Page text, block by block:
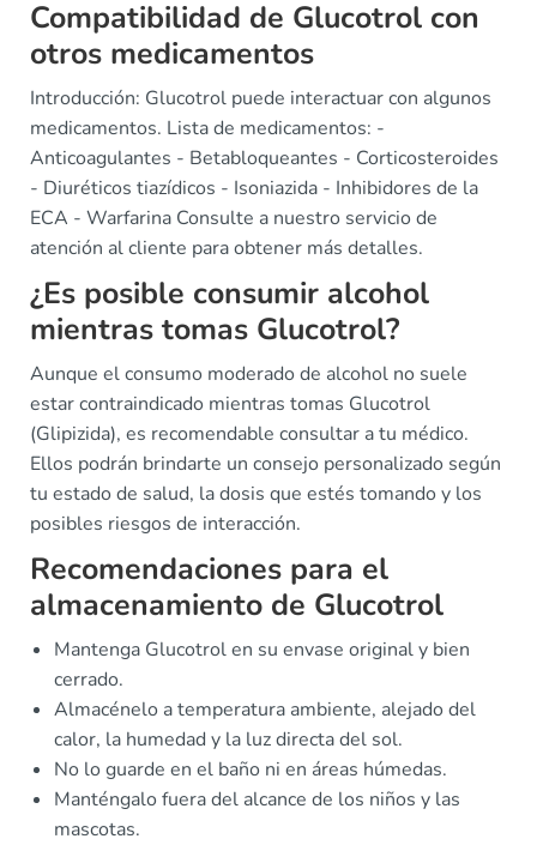
Compatibilidad de Glucotrol con
otros medicamentos
Introducción: Glucotrol puede interactuar con algunos
medicamentos. Lista de medicamentos: -
Anticoagulantes - Betabloqueantes - Corticosteroides
- Diuréticos tiazídicos - Isoniazida - Inhibidores de la
ECA - Warfarina Consulte a nuestro servicio de
atención al cliente para obtener más detalles.
¿Es posible consumir alcohol
mientras tomas Glucotrol?
Aunque el consumo moderado de alcohol no suele
estar contraindicado mientras tomas Glucotrol
(Glipizida), es recomendable consultar a tu médico.
Ellos podrán brindarte un consejo personalizado según
tu estado de salud, la dosis que estés tomando y los
posibles riesgos de interacción.
Recomendaciones para el
almacenamiento de Glucotrol
Mantenga Glucotrol en su envase original y bien
cerrado.
Almacénelo a temperatura ambiente, alejado del
calor, la humedad y la luz directa del sol.
No lo guarde en el baño ni en áreas húmedas.
Manténgalo fuera del alcance de los niños y las
mascotas.